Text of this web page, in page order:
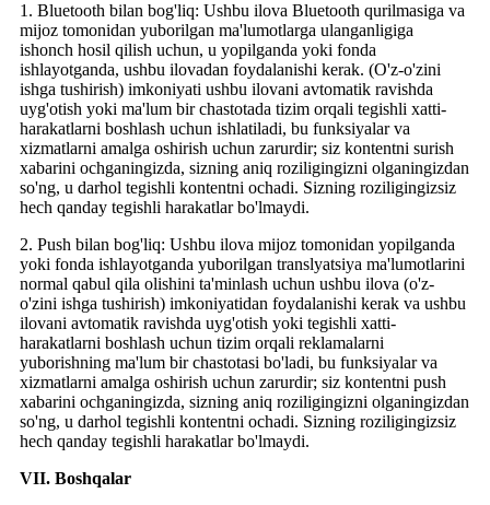
1. Bluetooth bilan bog'liq: Ushbu ilova Bluetooth qurilmasiga va
mijoz tomonidan yuborilgan ma'lumotlarga ulanganligiga
ishonch hosil qilish uchun, u yopilganda yoki fonda
ishlayotganda, ushbu ilovadan foydalanishi kerak. (O'z-o'zini
ishga tushirish) imkoniyati ushbu ilovani avtomatik ravishda
uyg'otish yoki ma'lum bir chastotada tizim orqali tegishli xatti-
harakatlarni boshlash uchun ishlatiladi, bu funksiyalar va
xizmatlarni amalga oshirish uchun zarurdir; siz kontentni surish
xabarini ochganingizda, sizning aniq roziligingizni olganingizdan
so'ng, u darhol tegishli kontentni ochadi. Sizning roziligingizsiz
hech qanday tegishli harakatlar bo'lmaydi.
2. Push bilan bog'liq: Ushbu ilova mijoz tomonidan yopilganda
yoki fonda ishlayotganda yuborilgan translyatsiya ma'lumotlarini
normal qabul qila olishini ta'minlash uchun ushbu ilova (o'z-
o'zini ishga tushirish) imkoniyatidan foydalanishi kerak va ushbu
ilovani avtomatik ravishda uyg'otish yoki tegishli xatti-
harakatlarni boshlash uchun tizim orqali reklamalarni
yuborishning ma'lum bir chastotasi bo'ladi, bu funksiyalar va
xizmatlarni amalga oshirish uchun zarurdir; siz kontentni push
xabarini ochganingizda, sizning aniq roziligingizni olganingizdan
so'ng, u darhol tegishli kontentni ochadi. Sizning roziligingizsiz
hech qanday tegishli harakatlar bo'lmaydi.
VII. Boshqalar